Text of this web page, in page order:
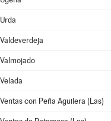
Urda
Valdeverdeja
Valmojado
Velada
Ventas con Peña Aguilera (Las)